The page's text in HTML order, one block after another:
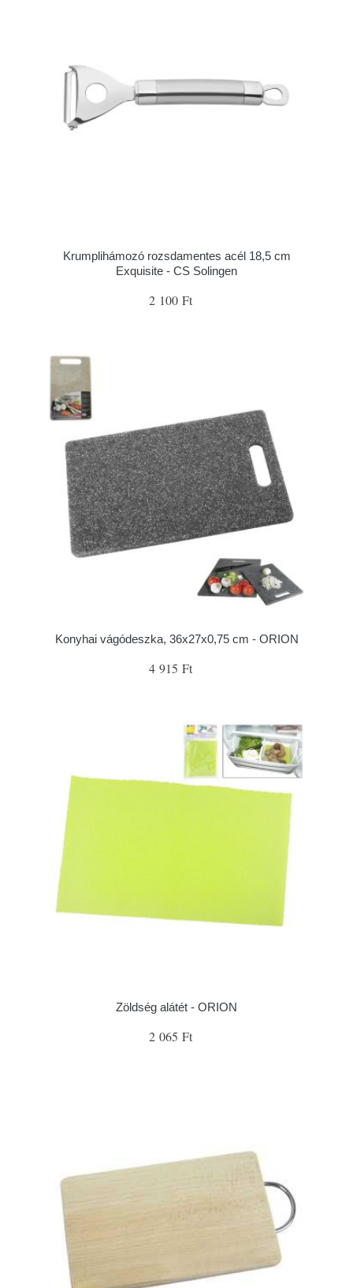
Krumplihámozó rozsdamentes acél 18,5 cm
Exquisite - CS Solingen
2 100 Ft
Konyhai vágódeszka, 36x27x0,75 cm - ORION
4 915 Ft
Zöldség alátét - ORION
2 065 Ft